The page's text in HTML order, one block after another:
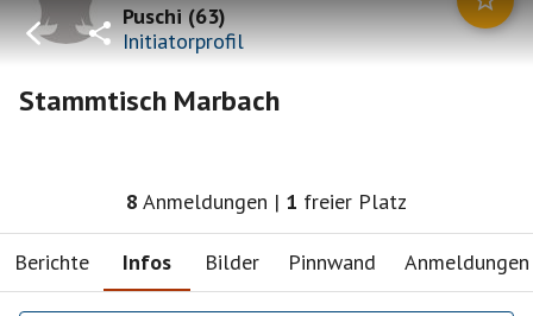
Puschi(63)
Initiatorprofil
Stammtisch Marbach
8 Anmeldungen | 1 freier Platz
Berichte Infos Bilder Pinnwand Anmeldungen